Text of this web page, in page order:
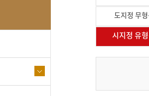
도지정 무
시지정 유